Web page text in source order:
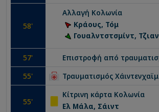
58'
Αλλαγή Κολωνία
Κράους, Τόμ
Γουαλντστσμίντ,
57' Επιστροφή από
55' Τραυματισμός Χάιντενχαϊμ
55'
Κίτρινη κάρτα Κολωνία
Ελ Μάλα, Σάιντ